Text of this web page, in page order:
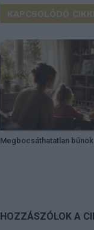
KAPCSOLÓDÓ
Megbocsáthatatlan
HOZZÁSZÓLOK A